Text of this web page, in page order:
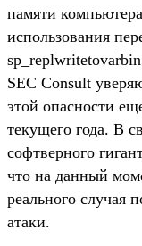
памяти
использования
SEC Consult
этой опасности
текущего года. В
софтверного
что на данный
реального случая
атаки.